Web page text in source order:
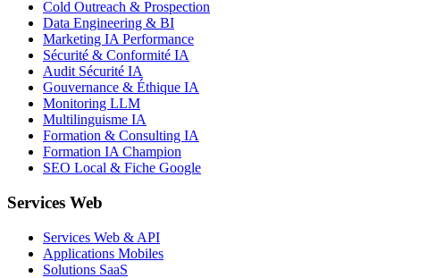
Cold Outreach & Prospection
Data Engineering & BI
Marketing IA Performance
Sécurité & Conformité IA
Audit Sécurité IA
Gouvernance & Éthique IA
Monitoring LLM
Multilinguisme IA
Formation & Consulting IA
Formation IA Champion
SEO Local & Fiche Google
Services Web
Services Web & API
Applications Mobiles
Solutions SaaS